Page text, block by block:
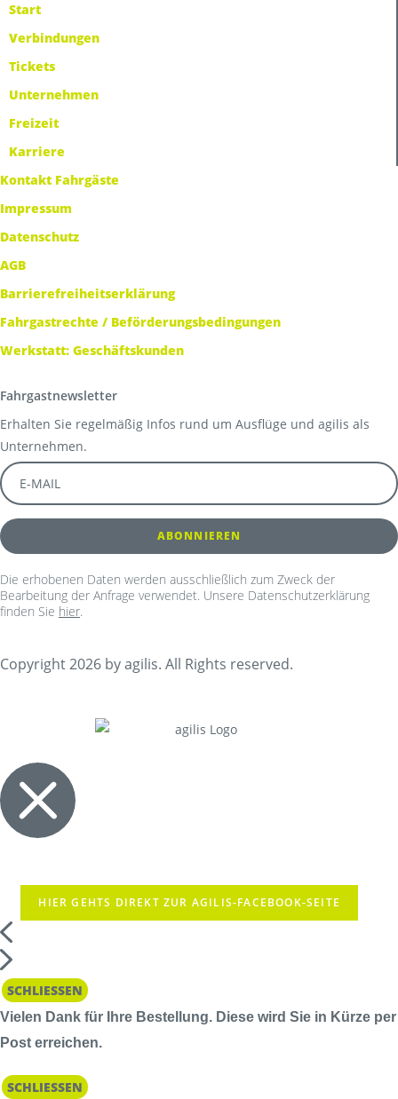
Start
Verbindungen
Tickets
Unternehmen
Freizeit
Karriere
Kontakt Fahrgäste
Impressum
Datenschutz
AGB
Barrierefreiheitserklärung
Fahrgastrechte / Beförderungsbedingungen
Werkstatt: Geschäftskunden
Fahrgastnewsletter
Erhalten Sie regelmäßig Infos rund um Ausflüge und agilis als
Unternehmen.
Die erhobenen Daten werden ausschließlich zum Zweck der
Bearbeitung der Anfrage verwendet. Unsere Datenschutzerklärung
finden Sie hier.
Copyright 2026 by agilis. All Rights reserved.
HIER GEHTS DIREKT ZUR AGILIS-FACEBOOK-SEITE
SCHLIESSEN
Vielen Dank für Ihre Bestellung. Diese wird Sie in Kürze per
Post erreichen.
SCHLIESSEN